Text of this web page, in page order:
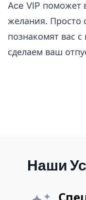
Ace VIP поможет
желания. Просто
познакомят вас
сделаем ваш
Наши